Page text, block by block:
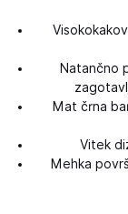
Natančno
Mat črna
Vitek
Mehka